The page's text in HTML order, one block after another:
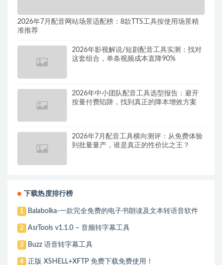
2026年7月配音网站场景适配榜：8款TTS工具按使用场景精
准推荐
2026年影视解说/短剧配音工具实测：找对
这套组合，单条视频成本直降90%
2026年中小团队配音工具选型报告：避开
按量付费陷阱，找到真正的降本增效方案
2026年7月配音工具横向测评：从免费体验
到批量量产，谁是真正的性价比之王？
下载热度排行榜
1 Balabolka-一款完全免费的电子书朗读及文本转语音软件
2 AsrTools v1.1.0 – 音频转字幕工具
3 Buzz 语音转字幕工具
4 正版 XSHELL+XFTP 免费下载免费使用！